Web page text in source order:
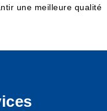
une meilleure qualité